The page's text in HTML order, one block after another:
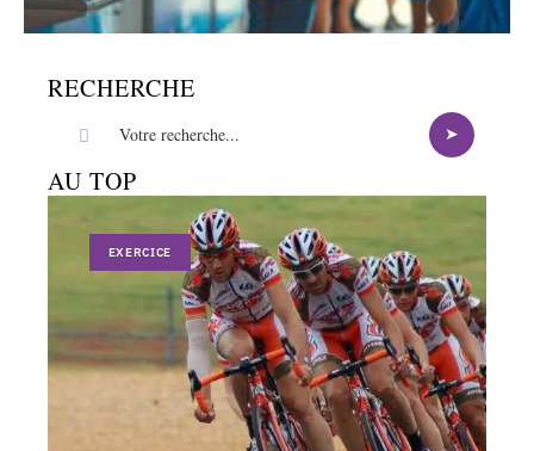
RECHERCHE
AU TOP
EXERCICE